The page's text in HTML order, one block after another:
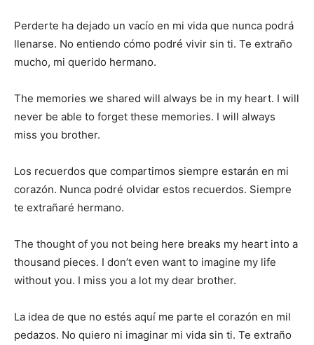
Perderte ha dejado un vacío en mi vida que nunca podrá
llenarse. No entiendo cómo podré vivir sin ti. Te extraño
mucho, mi querido hermano.
The memories we shared will always be in my heart. I will
never be able to forget these memories. I will always
miss you brother.
Los recuerdos que compartimos siempre estarán en mi
corazón. Nunca podré olvidar estos recuerdos. Siempre
te extrañaré hermano.
The thought of you not being here breaks my heart into a
thousand pieces. I don’t even want to imagine my life
without you. I miss you a lot my dear brother.
La idea de que no estés aquí me parte el corazón en mil
pedazos. No quiero ni imaginar mi vida sin ti. Te extraño